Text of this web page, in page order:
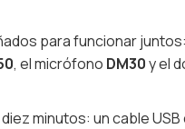
para funcionar
, el micrófono DM30y el
minutos: un cable